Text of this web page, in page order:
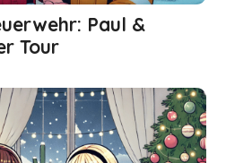
Paul &
Tour